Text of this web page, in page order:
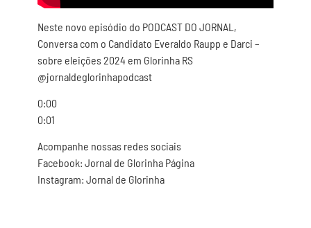
Neste novo episódio do PODCAST DO JORNAL,
Conversa com o Candidato Everaldo Raupp e Darci –
sobre eleições 2024 em Glorinha RS
@jornaldeglorinhapodcast
0:00
0:01
Acompanhe nossas redes sociais
Facebook: Jornal de Glorinha Página
Instagram: Jornal de Glorinha